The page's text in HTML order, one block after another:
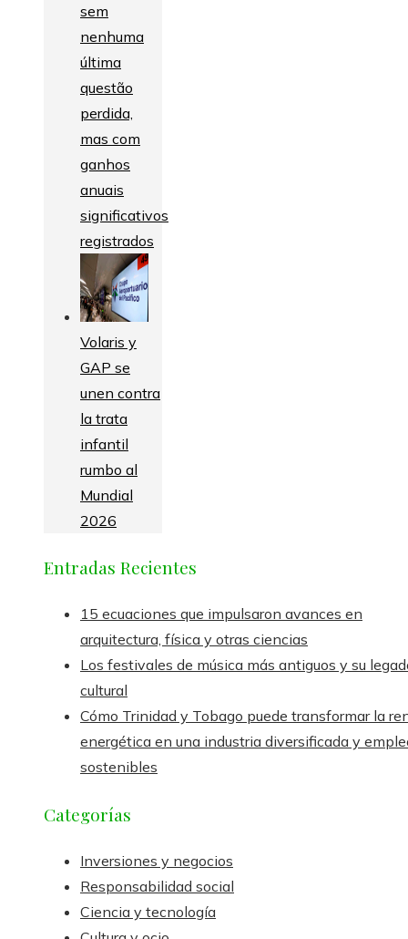
sem
nenhuma
última
questão
perdida,
mas com
ganhos
anuais
significativos
registrados
Volaris y
GAP se
unen contra
la trata
infantil
rumbo al
Mundial
2026
Entradas Recientes
15 ecuaciones que impulsaron avances en
arquitectura, física y otras ciencias
Los festivales de música más antiguos y su
cultural
Cómo Trinidad y Tobago puede transformar la
energética en una industria diversificada y
sostenibles
Categorías
Inversiones y negocios
Responsabilidad social
Ciencia y tecnología